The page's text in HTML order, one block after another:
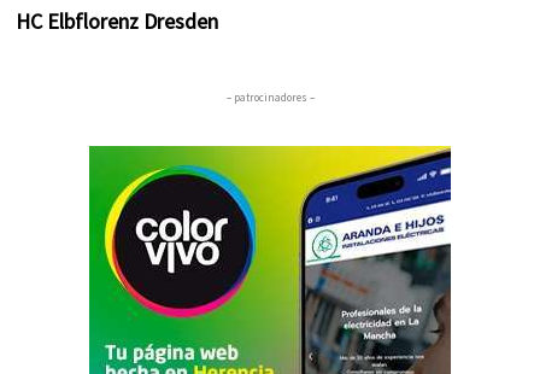
HC Elbflorenz Dresden
– patrocinadores –